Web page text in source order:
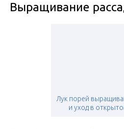
Выращивание
Лук порей
и уход в